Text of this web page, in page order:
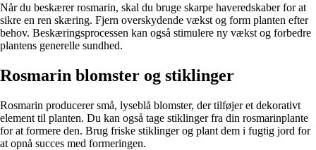
Når du beskærer rosmarin, skal du bruge skarpe haveredskaber for at
sikre en ren skæring. Fjern overskydende vækst og form planten efter
behov. Beskæringsprocessen kan også stimulere ny vækst og forbedre
plantens generelle sundhed.
Rosmarin blomster og stiklinger
Rosmarin producerer små, lyseblå blomster, der tilføjer et dekorativt
element til planten. Du kan også tage stiklinger fra din rosmarinplante
for at formere den. Brug friske stiklinger og plant dem i fugtig jord for
at opnå succes med formeringen.